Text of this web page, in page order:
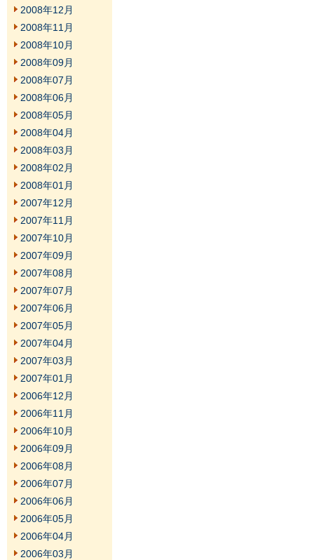
2008年12月
2008年11月
2008年10月
2008年09月
2008年07月
2008年06月
2008年05月
2008年04月
2008年03月
2008年02月
2008年01月
2007年12月
2007年11月
2007年10月
2007年09月
2007年08月
2007年07月
2007年06月
2007年05月
2007年04月
2007年03月
2007年01月
2006年12月
2006年11月
2006年10月
2006年09月
2006年08月
2006年07月
2006年06月
2006年05月
2006年04月
2006年03月